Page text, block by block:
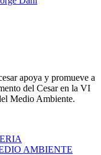
apoya y promueve a
del Cesar en la VI
Medio Ambiente.